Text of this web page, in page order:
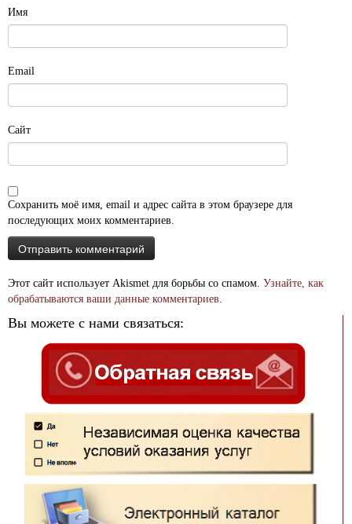
Имя
Email
Сайт
Сохранить моё имя, email и адрес сайта в этом браузере для
последующих моих комментариев.
Этот сайт использует Akismet для борьбы со спамом. Узнайте, как
обрабатываются ваши данные комментариев.
Вы можете с нами связаться: